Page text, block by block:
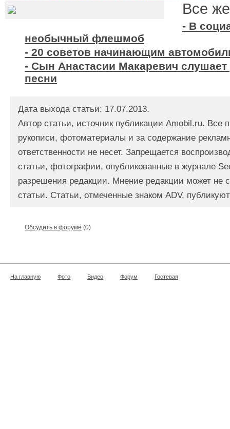
Все
- В
необычный флешмоб
- 20 советов начинающим
- Сын Анастасии Макаревич слушает
песни
Дата выхода статьи: 17.07.2013.
Автор статьи, источник публикации Amobil.ru. Все
рукописи, фотоматериалы и за содержание
ответственности не несет. Запрещается
статьи, фотографии, опубликованные в журнале
разрешения редакции. Мнение редакции может не
статьи. Статьи, отмеченные знаком ADV,
Обсудить в форуме (0)
На главную Фото Видео Форум Гостевая